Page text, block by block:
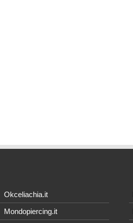
Okceliachia.it
Mondopiercing.it